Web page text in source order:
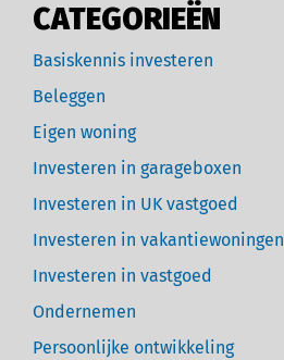
CATEGORIEËN
Basiskennis investeren
Beleggen
Eigen woning
Investeren in garageboxen
Investeren in UK vastgoed
Investeren in vakantiewoningen
Investeren in vastgoed
Ondernemen
Persoonlijke ontwikkeling